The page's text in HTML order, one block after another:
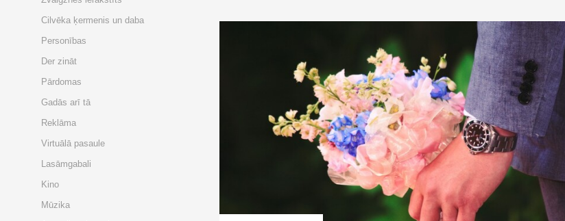
Cilvēka ķermenis un daba
Personības
Der zināt
Pārdomas
Gadās arī tā
Reklāma
Virtuālā pasaule
Lasāmgabali
Kino
Mūzika